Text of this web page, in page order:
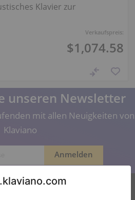
Verkaufspreis:
$1,074.58
Klavier zur
unseren Newsletter
mit allen Neuigkeiten von
Klaviano